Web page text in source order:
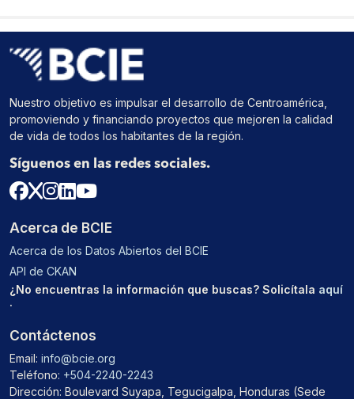
Nuestro objetivo es impulsar el desarrollo de Centroamérica,
promoviendo y financiando proyectos que mejoren la calidad
de vida de todos los habitantes de la región.
Síguenos en las redes sociales.
Acerca de BCIE
Acerca de los Datos Abiertos del BCIE
API de CKAN
¿No encuentras la información que buscas? Solicítala aquí
.
Contáctenos
Email: info@bcie.org
Teléfono: +504-2240-2243
Dirección: Boulevard Suyapa, Tegucigalpa, Honduras (Sede